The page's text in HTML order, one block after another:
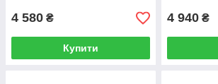
4 580 ₴
Купити
4 940 ₴